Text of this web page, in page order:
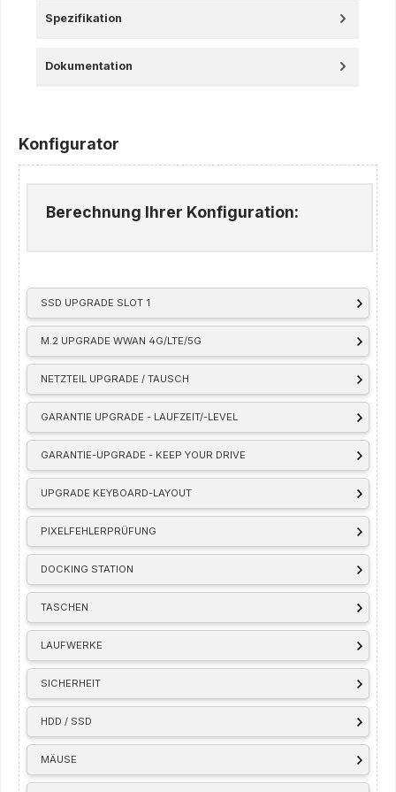
Spezifikation
Dokumentation
Konfigurator
SSD UPGRADE SLOT 1
M.2 UPGRADE WWAN 4G/LTE/5G
NETZTEIL UPGRADE / TAUSCH
GARANTIE UPGRADE - LAUFZEIT/-LEVEL
GARANTIE-UPGRADE - KEEP YOUR DRIVE
UPGRADE KEYBOARD-LAYOUT
PIXELFEHLERPRÜFUNG
DOCKING STATION
TASCHEN
LAUFWERKE
SICHERHEIT
HDD / SSD
MÄUSE
Berechnung Ihrer Konfiguration: